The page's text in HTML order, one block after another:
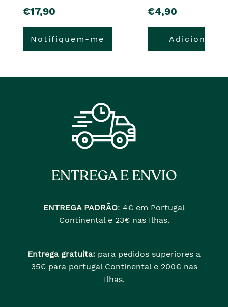
pre�o
€17,90
Notifiquem-me
pre�o
€4,90
Adicionar
ENTREGA E ENVIO
ENTREGA PADRÃO: 4€ em Portugal
Continental e 23€ nas Ilhas.
Entrega gratuita: para pedidos superiores a
35€ para portugal Continental e 200€ nas
Ilhas.